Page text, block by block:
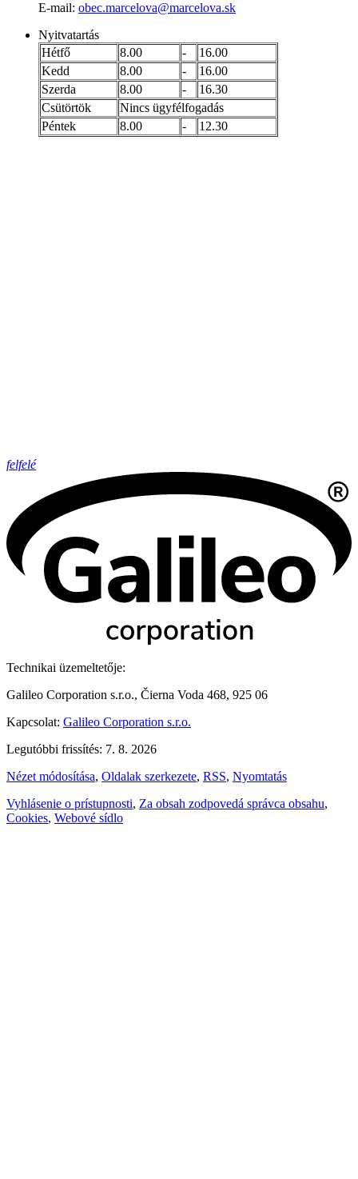
E-mail: obec.marcelova@marcelova.sk
Nyitvatartás
Hétfő
8.00 -
16.00
Kedd
8.00 -
16.00
Szerda
8.00 -
16.30
Csütörtök
Nincs ügyfélfogadás
Péntek
8.00 - 12.30
felfelé
Technikai üzemeltetője:
Galileo Corporation s.r.o., Čierna Voda 468, 925 06
Kapcsolat: Galileo Corporation s.r.o.
Legutóbbi frissítés: 7. 8. 2026
Nézet módosítása, Oldalak szerkezete, RSS, Nyomtatás
Vyhlásenie o prístupnosti, Za obsah zodpovedá správca obsahu,
Cookies, Webové sídlo